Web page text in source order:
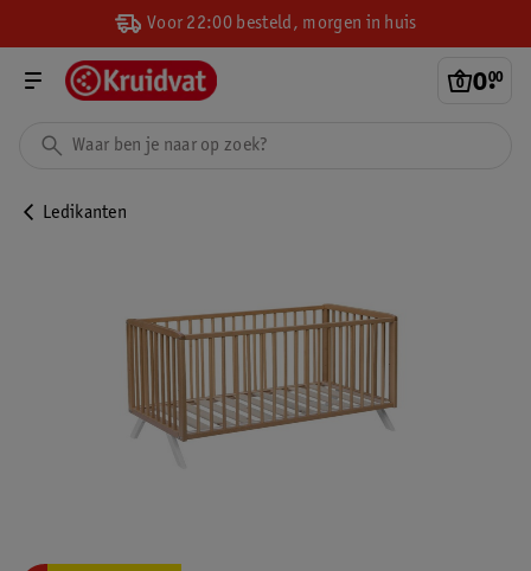
Voor 22:00 besteld, morgen in huis
0.
00
Ledikanten